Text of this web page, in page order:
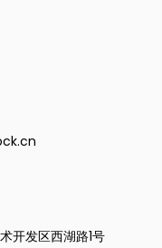
开发区西湖路1号